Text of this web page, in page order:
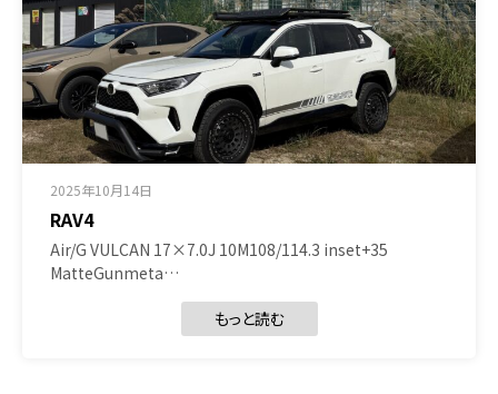
2025年10月14日
RAV4
Air/G VULCAN 17×7.0J 10M108/114.3 inset+35
MatteGunmeta…
もっと読む